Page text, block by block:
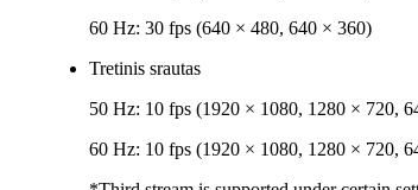
60 Hz: 30 fps (640 × 480, 640 × 360)
Tretinis srautas
50 Hz: 10 fps (1920 × 1080, 1280 × 720,
60 Hz: 10 fps (1920 × 1080, 1280 × 720,